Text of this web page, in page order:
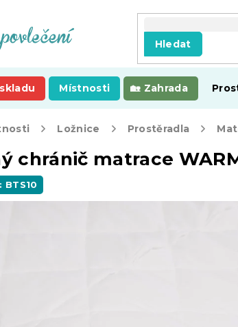
Hledat
Místnosti Zahrada
Ložnice Prostěradla
chránič matrace
BTS10